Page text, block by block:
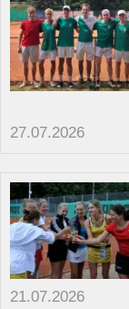
27.07.2026
21.07.2026